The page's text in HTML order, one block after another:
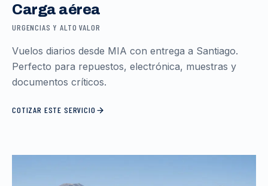
Carga aérea
URGENCIAS Y ALTO VALOR
Vuelos diarios desde MIA con entrega a Santiago.
Perfecto para repuestos, electrónica, muestras y
documentos críticos.
COTIZAR ESTE SERVICIO